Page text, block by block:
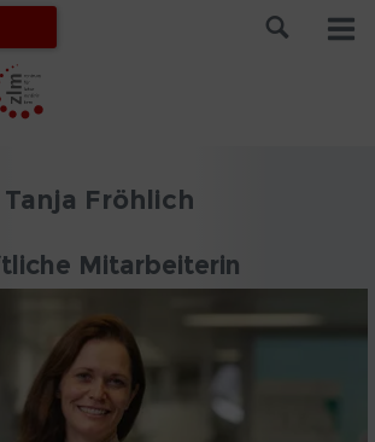
Fröhlich
Mitarbeiterin